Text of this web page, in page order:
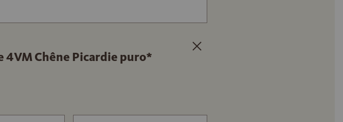
4VM Chêne Picardie puro*